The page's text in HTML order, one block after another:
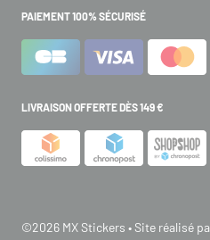
PAIEMENT 100% SÉCURISÉ
LIVRAISON OFFERTE DÈS 149 €
©2026 MX Stickers • Site réalisé